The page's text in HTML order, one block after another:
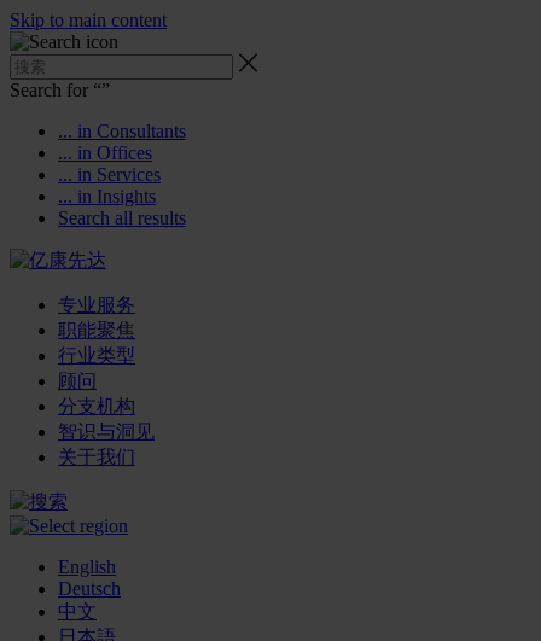
Skip to main content
Search for “”
... in Consultants
... in Offices
... in Services
... in Insights
Search all results
专业服务
职能聚焦
行业类型
顾问
分支机构
智识与洞见
关于我们
English
Deutsch
中文
日本語